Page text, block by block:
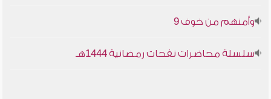
وأمنهم من خوف 9
سلسلة محاضرات نفحات رمضانية 1444هـ